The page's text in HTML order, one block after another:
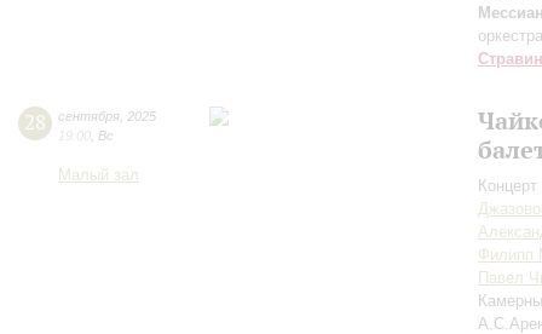
28 сентября 2025
19:00 Вс
Малый зал
Филипп
Павел